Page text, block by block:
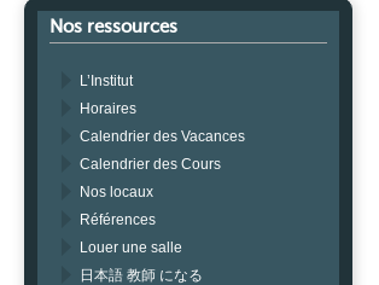
Nos ressources
L’Institut
Horaires
Calendrier des Vacances
Calendrier des Cours
Nos locaux
Références
Louer une salle
日本語 教師 になる